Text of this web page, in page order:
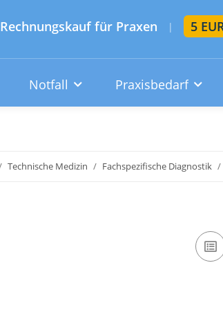
Rechnungskauf für Praxen | 5
Notfall Praxisbedarf
Technische Medizin Fachspezifische Diagnostik